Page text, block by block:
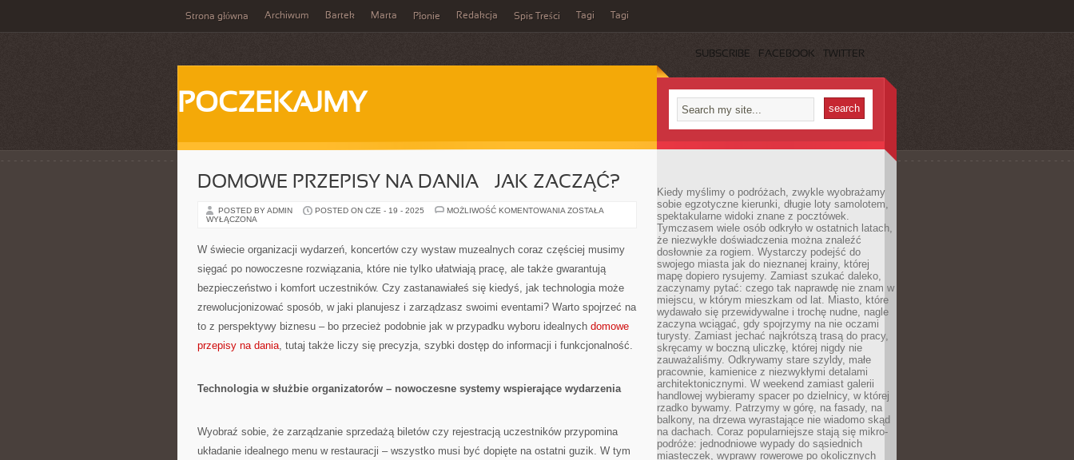
Strona główna Archiwum Bartek Marta Płonie Redakcja Spis Treści Tagi Tagi
SUBSCRIBE FACEBOOK TWITTER
POCZEKAJMY
DOMOWE PRZEPISY NA DANIA – JAK ZACZĄĆ?
POSTED BY ADMIN POSTED ON CZE - 19 - 2025 MOŻLIWOŚĆ KOMENTOWANIA DOMOWE
–
JAK
ZOSTAŁA
WYŁĄCZONA
W świecie organizacji wydarzeń, koncertów czy wystaw muzealnych coraz częściej musimy
sięgać po nowoczesne rozwiązania, które nie tylko ułatwiają pracę, ale także gwarantują
bezpieczeństwo i komfort uczestników. Czy zastanawiałeś się kiedyś, jak technologia może
zrewolucjonizować sposób, w jaki planujesz i zarządzasz swoimi eventami? Warto spojrzeć na
to z perspektywy biznesu – bo przecież podobnie jak w przypadku wyboru idealnych domowe
przepisy na dania, tutaj także liczy się precyzja, szybki dostęp do informacji i funkcjonalność.
Technologia w służbie organizatorów – nowoczesne systemy wspierające wydarzenia
Wyobraź sobie, że zarządzanie sprzedażą biletów czy rejestracją uczestników przypomina
układanie idealnego menu w restauracji – wszystko musi być dopięte na ostatni guzik. W tym
Kiedy myślimy o podróżach, zwykle wyobrażamy
sobie egzotyczne kierunki, długie loty samolotem,
spektakularne widoki znane z pocztówek.
Tymczasem wiele osób odkryło w ostatnich latach,
że niezwykłe doświadczenia można znaleźć
dosłownie za rogiem. Wystarczy podejść do
swojego miasta jak do nieznanej krainy, której
mapę dopiero rysujemy. Zamiast szukać daleko,
zaczynamy pytać: czego tak naprawdę nie znam w
miejscu, w którym mieszkam od lat. Miasto, które
wydawało się przewidywalne i trochę nudne, nagle
zaczyna wciągać, gdy spojrzymy na nie oczami
turysty. Zamiast jechać najkrótszą trasą do pracy,
skręcamy w boczną uliczkę, której nigdy nie
zauważaliśmy. Odkrywamy stare szyldy, małe
pracownie, kamienice z niezwykłymi detalami
architektonicznymi. W weekend zamiast galerii
handlowej wybieramy spacer po dzielnicy, w której
rzadko bywamy. Patrzymy w górę, na fasady, na
balkony, na drzewa wyrastające nie wiadomo skąd
na dachach. Coraz popularniejsze stają się mikro-
podróże: jednodniowe wypady do sąsiednich
miasteczek, wyprawy rowerowe po okolicznych